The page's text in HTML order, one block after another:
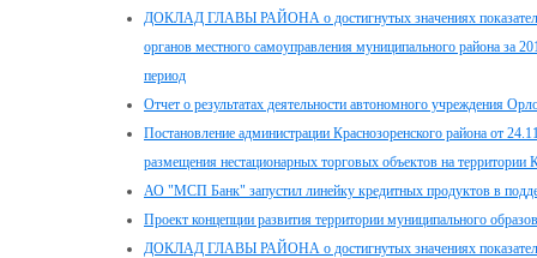
ДОКЛАД ГЛАВЫ РАЙОНА о достигнутых значениях
органов местного самоуправления муниципального района за
период
Отчет о результатах деятельности автономного учреждения
Постановление администрации Краснозоренского района от
размещения нестационарных торговых объектов на территории
АО "МСП Банк" запустил линейку кредитных продуктов в
Проект концепции развития территории муниципального
ДОКЛАД ГЛАВЫ РАЙОНА о достигнутых значениях